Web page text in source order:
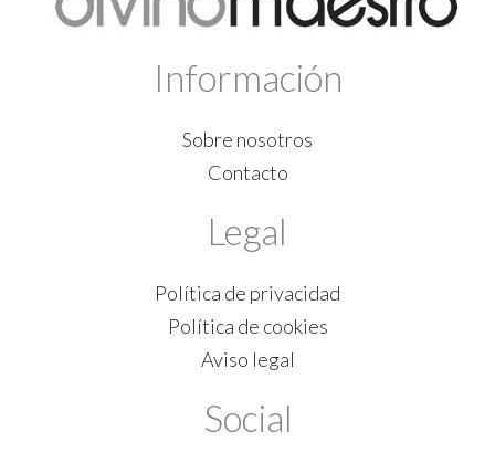
Información
Sobre nosotros
Contacto
Legal
Política de privacidad
Política de cookies
Aviso legal
Social